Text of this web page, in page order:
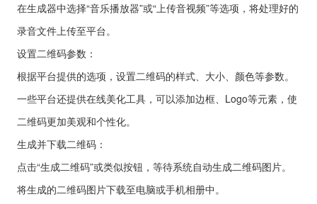
在生成器中选择“音乐播放器”或“上传音视频”等选项，将处理好的
录音文件上传至平台。
设置二维码参数：
根据平台提供的选项，设置二维码的样式、大小、颜色等参数。
一些平台还提供在线美化工具，可以添加边框、Logo等元素，使
二维码更加美观和个性化。
生成并下载二维码：
点击“生成二维码”或类似按钮，等待系统自动生成二维码图片。
将生成的二维码图片下载至电脑或手机相册中。